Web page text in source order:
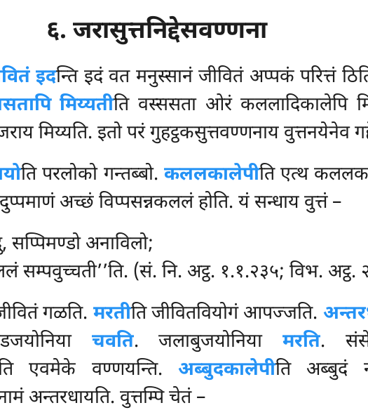
६. जरासुत्तनिद्देसवण्णना
इदन्ति इदं वत मनुस्सानं जीवितं अप्पकं परित्तं
मिय्यतीति वस्ससता ओरं कललादिकालेपि
मिय्यति. इतो परं गुहट्ठकसुत्तवण्णनाय वुत्तनयेनेव
ति परलोको गन्तब्बो. कललकालेपीति एत्थ
अच्छं विप्पसन्नकललं होति. यं सन्धाय वुत्तं –
सप्पिमण्डो अनाविलो;
सम्पवुच्चती’’ति. (सं. नि. अट्ठ. १.१.२३५; विभ.
गळति. मरतीति जीवितवियोगं आपज्जति.
चवति. जलाबुजयोनिया मरति.
एवमेके वण्णयन्ति. अब्बुदकालेपीति अब्बुदं
अन्तरधायति. वुत्तम्पि चेतं –